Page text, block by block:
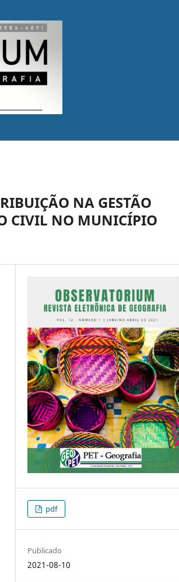
NA GESTÃO
CIVIL NO MUNICÍPIO
pdf
Publicado
2021-08-10